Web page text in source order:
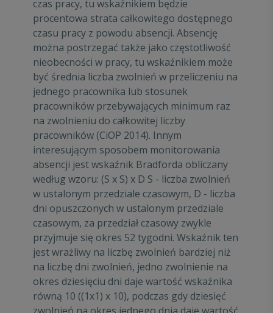
czas pracy, tu wskaźnikiem będzie
procentowa strata całkowitego dostępnego
czasu pracy z powodu absencji. Absencję
można postrzegać także jako częstotliwość
nieobecności w pracy, tu wskaźnikiem może
być średnia liczba zwolnień w przeliczeniu na
jednego pracownika lub stosunek
pracowników przebywających minimum raz
na zwolnieniu do całkowitej liczby
pracowników (CiOP 2014). Innym
interesującym sposobem monitorowania
absencji jest wskaźnik Bradforda obliczany
według wzoru: (S x S) x D S - liczba zwolnień
w ustalonym przedziale czasowym, D - liczba
dni opuszczonych w ustalonym przedziale
czasowym, za przedział czasowy zwykle
przyjmuje się okres 52 tygodni. Wskaźnik ten
jest wrażliwy na liczbę zwolnień bardziej niż
na liczbę dni zwolnień, jedno zwolnienie na
okres dziesięciu dni daje wartość wskaźnika
równą 10 ((1x1) x 10), podczas gdy dziesięć